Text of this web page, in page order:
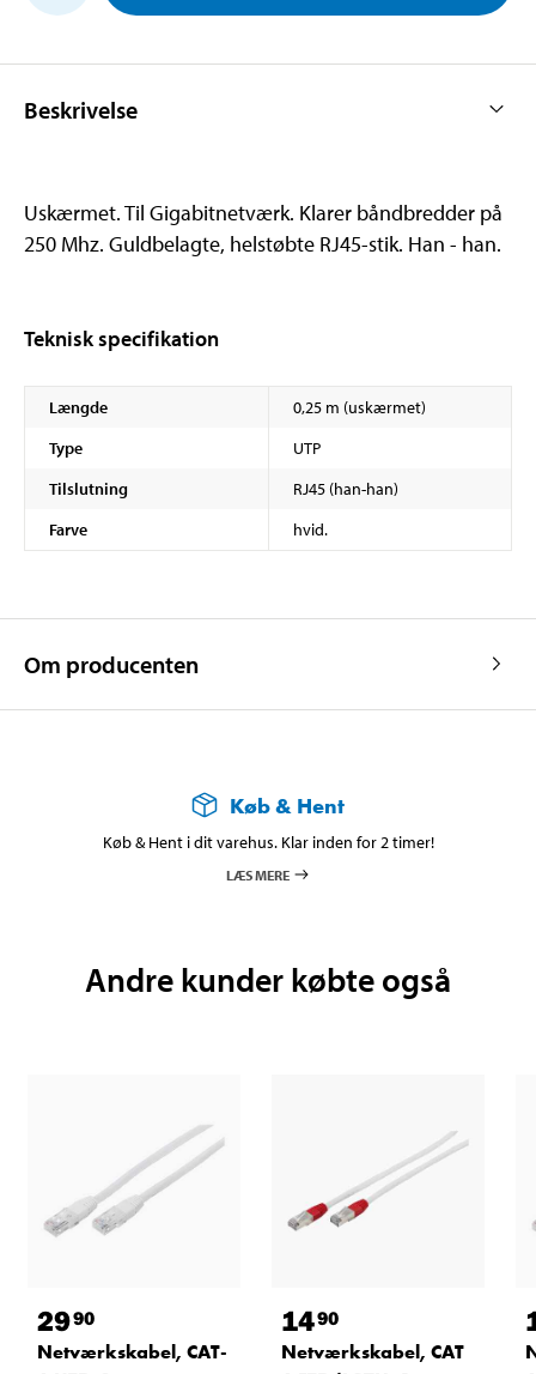
Beskrivelse
Uskærmet. Til Gigabitnetværk. Klarer båndbredder på
250 Mhz. Guldbelagte, helstøbte RJ45-stik. Han - han.
Teknisk specifikation
Længde
0,25 m (uskærmet)
Type
UTP
Tilslutning
RJ45 (han-han)
Farve
hvid.
Om producenten
Køb & Hent
Køb & Hent i dit varehus. Klar inden for 2 timer!
LÆS MERE
Andre kunder købte også
2990
Netværkskabel, CAT-
1490
Netværkskabel, CAT